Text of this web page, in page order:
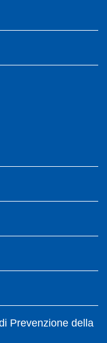
Prevenzione della